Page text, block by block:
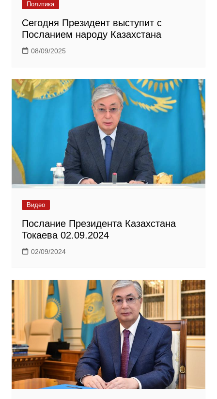
Политика
Сегодня Президент выступит с
Посланием народу Казахстана
08/09/2025
Видео
Послание Президента Казахстана
Токаева 02.09.2024
02/09/2024